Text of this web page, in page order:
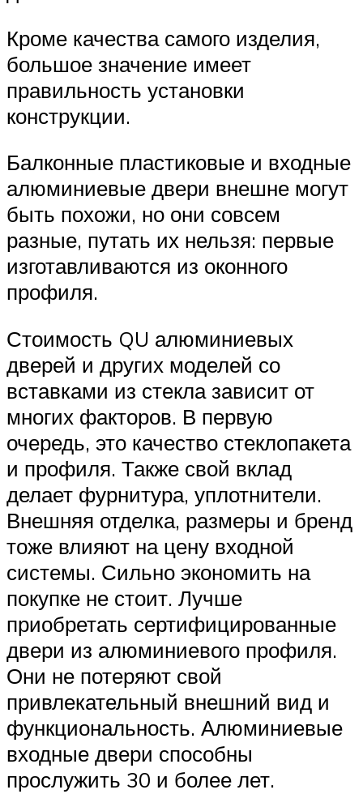
Кроме качества самого изделия,
большое значение имеет
правильность установки
конструкции.
Балконные пластиковые и входные
алюминиевые двери внешне могут
быть похожи, но они совсем
разные, путать их нельзя: первые
изготавливаются из оконного
профиля.
Стоимость QU алюминиевых
дверей и других моделей со
вставками из стекла зависит от
многих факторов. В первую
очередь, это качество стеклопакета
и профиля. Также свой вклад
делает фурнитура, уплотнители.
Внешняя отделка, размеры и бренд
тоже влияют на цену входной
системы. Сильно экономить на
покупке не стоит. Лучше
приобретать сертифицированные
двери из алюминиевого профиля.
Они не потеряют свой
привлекательный внешний вид и
функциональность. Алюминиевые
входные двери способны
прослужить 30 и более лет.